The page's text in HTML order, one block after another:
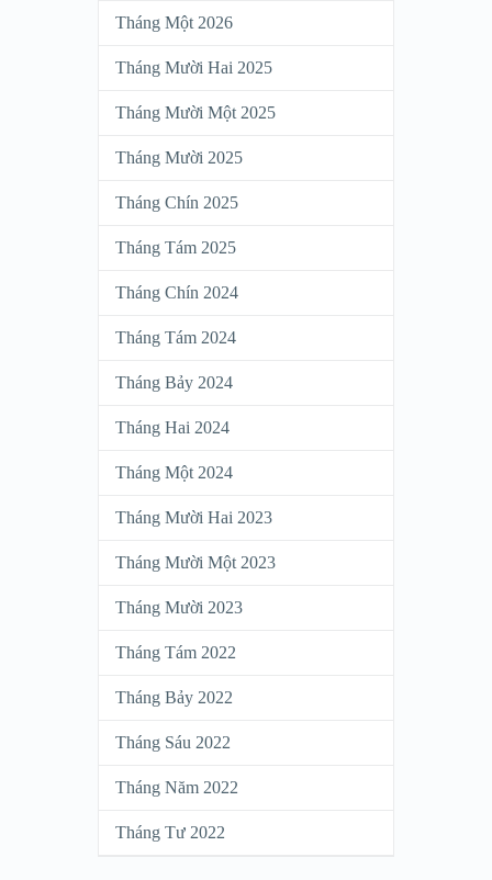
Tháng Một 2026
Tháng Mười Hai 2025
Tháng Mười Một 2025
Tháng Mười 2025
Tháng Chín 2025
Tháng Tám 2025
Tháng Chín 2024
Tháng Tám 2024
Tháng Bảy 2024
Tháng Hai 2024
Tháng Một 2024
Tháng Mười Hai 2023
Tháng Mười Một 2023
Tháng Mười 2023
Tháng Tám 2022
Tháng Bảy 2022
Tháng Sáu 2022
Tháng Năm 2022
Tháng Tư 2022